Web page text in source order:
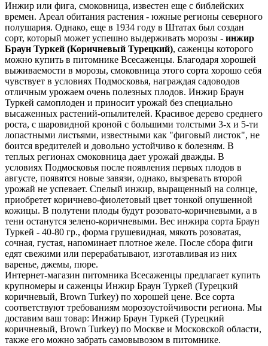
Инжир или фига, смоковница, известен еще с библейских
времен. Ареал обитания растения - южные регионы северного
полушария. Однако, еще в 1934 году в Штатах был создан
сорт, который может успешно выдерживать морозы - инжир
Браун Туркей (Коричневый Турецкий), саженцы которого
можно купить в питомнике Всесаженцы. Благодаря хорошей
выживаемости в морозы, смоковница этого сорта хорошо себя
чувствует в условиях Подмосковья, награждая садоводов
отличным урожаем очень полезных плодов. Инжир Браун
Туркей самоплоден и приносит урожай без специально
высаженных растений-опылителей. Красивое дерево среднего
роста, с шаровидной кроной с большими толстыми 3-х и 5-ти
лопастными листьями, известными как "фиговый листок", не
боится вредителей и довольно устойчиво к болезням. В
теплых регионах смоковница дает урожай дважды. В
условиях Подмосковья после появления первых плодов в
августе, появятся новые завязи, однако, вызревать второй
урожай не успевает. Спелый инжир, выращенный на солнце,
приобретет коричнево-фиолетовый цвет тонкой опушенной
кожицы. В полутени плоды будут розовато-коричневыми, а в
тени останутся зелено-коричневыми. Вес инжира сорта Браун
Туркей - 40-80 гр., форма грушевидная, мякоть розоватая,
сочная, густая, напоминает плотное желе. После сбора фиги
едят свежими или перерабатывают, изготавливая из них
варенье, джемы, пюре.
Интернет-магазин питомника Всесаженцы предлагает купить
крупномеры и саженцы Инжир Браун Туркей (Турецкий
коричневый, Brown Turkey) по хорошей цене. Все сорта
соответствуют требованиям морозоустойчивости региона. Мы
доставим ваш товар: Инжир Браун Туркей (Турецкий
коричневый, Brown Turkey) по Москве и Московской области,
также его можно забрать самовывозом в питомнике.